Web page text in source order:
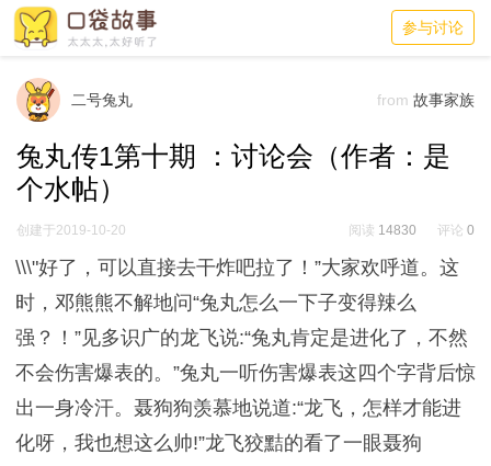
参与讨论
二号兔丸 from 故事家族
兔丸传1第十期 ：讨论会（作者：是
个水帖）
创建于2019-10-20 评论 0
阅读 14830
\\\"好了，可以直接去干炸吧拉了！”大家欢呼道。这
时，邓熊熊不解地问“兔丸怎么一下子变得辣么
强？！”见多识广的龙飞说:“兔丸肯定是进化了，不然
不会伤害爆表的。”兔丸一听伤害爆表这四个字背后惊
出一身冷汗。聂狗狗羡慕地说道:“龙飞，怎样才能进
化呀，我也想这么帅!”龙飞狡黠的看了一眼聂狗